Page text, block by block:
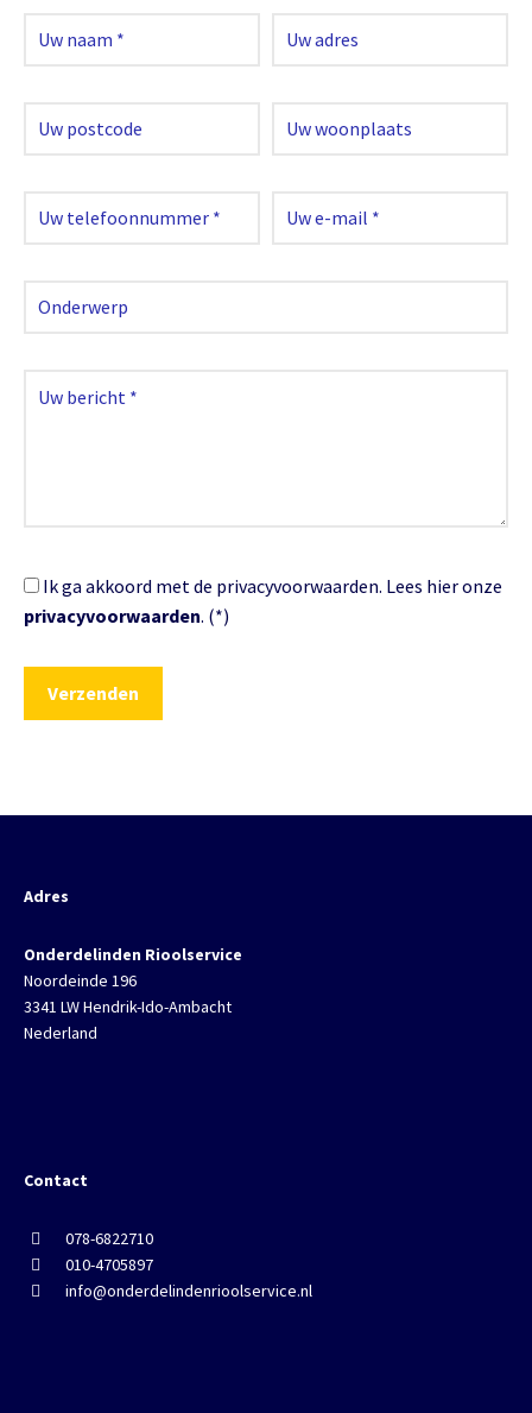
Ik ga akkoord met de privacyvoorwaarden. Lees hier onze
privacyvoorwaarden. (*)
Adres
Onderdelinden Rioolservice
Noordeinde 196
3341 LW Hendrik-Ido-Ambacht
Nederland
Contact
078-6822710
010-4705897
info@onderdelindenrioolservice.nl